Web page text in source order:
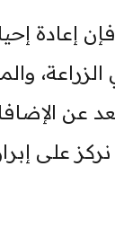
إعادة
الزراعة،
عن
نركز على